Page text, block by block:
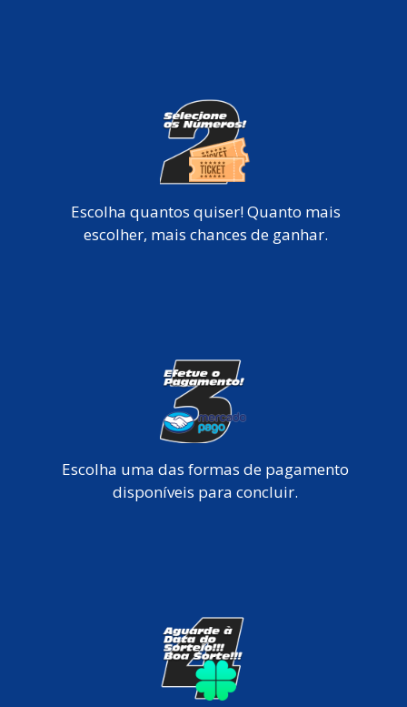
Escolha quantos quiser! Quanto mais
escolher, mais chances de ganhar.
Escolha uma das formas de pagamento
disponíveis para concluir.